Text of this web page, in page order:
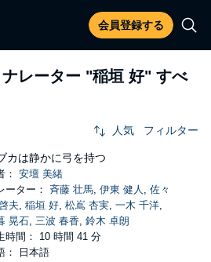
会員登録する
レーター "稲垣 好" すべ
人気 フィルター
カは静かに弓を持つ
： 安壇 美緒
ーター： 斉藤 壮馬, 伊東 健人 , 佐々
夫, 稲垣 好, 松嶌 杏実, 一木 千洋,
晃石, 三波 春香, 鈴木 卓朗
時間： 10 時間 41 分
： 日本語